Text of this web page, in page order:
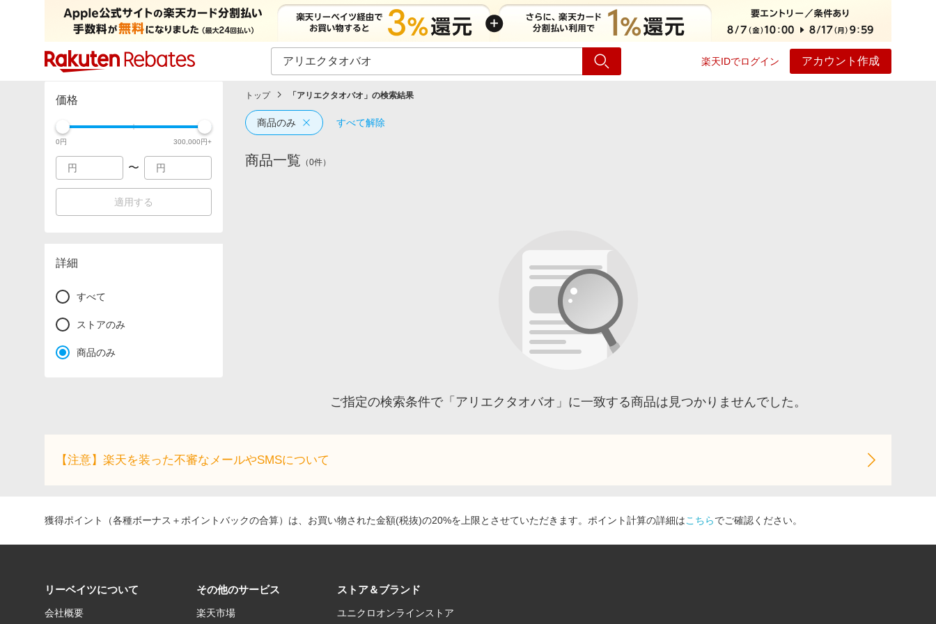
楽天IDでログイン アカウント作成
カテゴリー一覧 イベント一覧 ショッピング
価格
0円 300,000円+
〜
適用する
詳細
すべて
ストアのみ
商品のみ
トップ 「 アリエクタオバオ 」の検索結果
商品のみ すべて解除
商品一覧 （0件）
ご指定の検索条件で「アリエクタオバオ」に一致する商品は見つかりませんでした。
【注意】楽天を装った不審なメールやSMSについて
獲得ポイント（各種ボーナス＋ポイントバックの合算）は、お買い物された金額(税抜)の20%を上限とさせていただきます。ポイント計算の詳細はこちらでご確認ください。
リーベイツについて
会社概要
その他のサービス
楽天市場
ストア＆ブランド
ユニクロオンラインストア